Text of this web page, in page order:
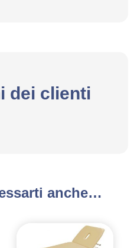
dei clienti
anche…